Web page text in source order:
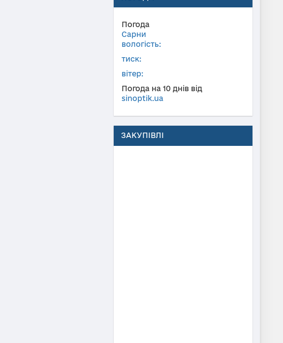
Погода
Сарни
вологість:
тиск:
вітер:
Погода на 10 днів від
sinoptik.ua
ЗАКУПІВЛІ